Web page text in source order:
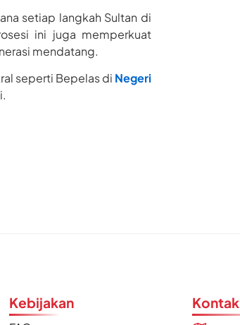
setiap langkah Sultan di
ini juga memperkuat
mendatang.
seperti Bepelas di Negeri
Kebijakan Kontak